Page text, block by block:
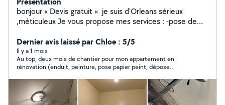
bonjour « Devis gratuit « je suis d'Orleans sérieux
,méticuleux Je vous propose mes services : -pose de
/papier peint -placo/bande/ -bricolage en tout genre -
pose du parquet bois et pvc -dépannage en plomberie
Je suis équipé j'ai tout ce qu'il faut comme outils Si vous
avez besoin de quoi que ce soit ,n'hésitez pas . A très
bientôt.
Dernier avis laissé par Chloe : 5/5
Il y a 1 mois
Au top, deux mois de chantier pour mon appartement en
rénovation (enduit, peinture, pose papier peint, dépose
crédence…). Un travail super soigné et rapide. Wahid est de
très bon conseil. Je recommande vivement!